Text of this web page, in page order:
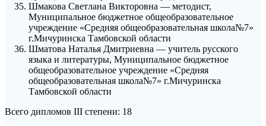
Шмакова Светлана Викторовна — методист,
Муниципальное бюджетное общеобразовательное
учреждение «Средняя общеобразовательная школа№7»
г.Мичуринска Тамбовской области
Шматова Наталья Дмитриевна — учитель русского
языка и литературы, Муниципальное бюджетное
общеобразовательное учреждение «Средняя
общеобразовательная школа№7» г.Мичуринска
Тамбовской области
Всего дипломов III степени: 18